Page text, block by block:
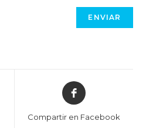
Opens
in
new
Compartir en Facebook